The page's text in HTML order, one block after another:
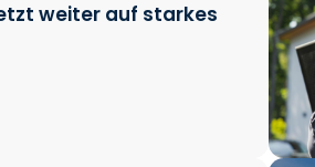
weiter auf starkes